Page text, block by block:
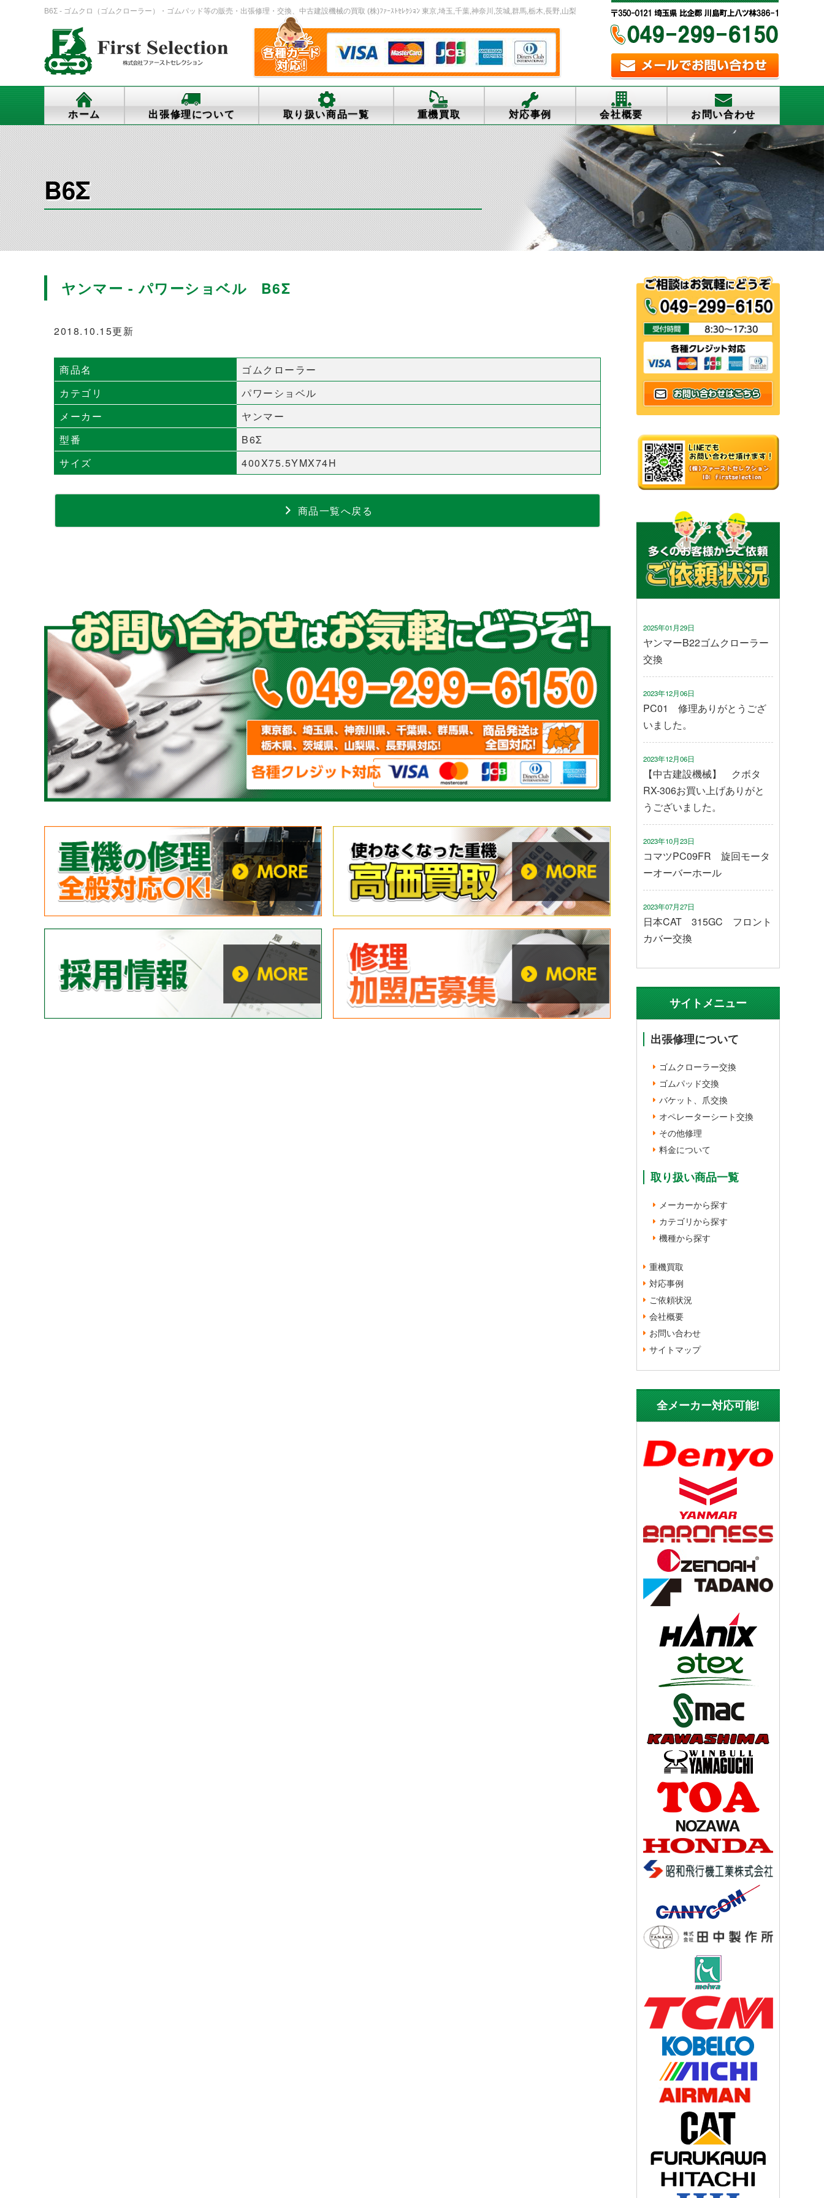
B6Σ - ゴムクロ（ゴムクローラー）・ゴムパッド等の販売・出張修理・交換、中古建設機械の買取 (株)ﾌｧｰｽﾄｾﾚｸｼｮﾝ 東京,埼玉,千葉,神奈川,茨城,群馬,栃木,長野,山梨
ホーム 出張修理について 取り扱い商品一覧 重機買取 対応事例 会社概要 お問い合わせ
B6Σ
ヤンマー - パワーショベル B6Σ
2018.10.15更新
商品名
ゴムクローラー
カテゴリ
パワーショベル
メーカー
ヤンマー
型番
B6Σ
サイズ
400X75.5YMX74H
商品一覧へ戻る
2025年01月29日
ヤンマーB22ゴムクローラー
交換
2023年12月06日
PC01 修理ありがとうござ
いました。
2023年12月06日
【中古建設機械】 クボタ
RX-306お買い上げありがと
うございました。
2023年10月23日
コマツPC09FR 旋回モータ
ーオーバーホール
2023年07月27日
日本CAT 315GC フロント
カバー交換
サイトメニュー
出張修理について
ゴムクローラー交換
ゴムパッド交換
バケット、爪交換
オペレーターシート交換
その他修理
料金について
取り扱い商品一覧
メーカーから探す
カテゴリから探す
機種から探す
重機買取
対応事例
ご依頼状況
会社概要
お問い合わせ
サイトマップ
全メーカー対応可能!